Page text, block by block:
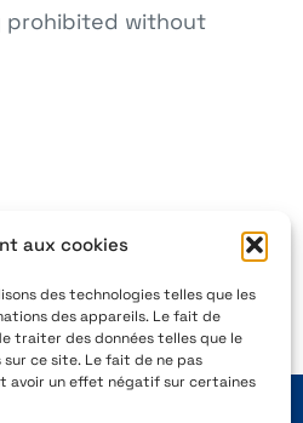
aux cookies
des technologies telles que les
des appareils. Le fait de
traiter des données telles que le
ce site. Le fait de ne pas
avoir un effet négatif sur certaines
prohibited without
+33 4 77 41 21 47